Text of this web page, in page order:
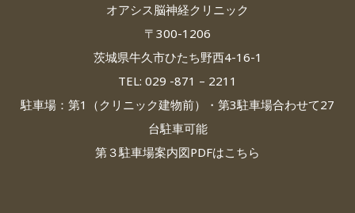
オアシス脳神経クリニック
〒300-1206
茨城県牛久市ひたち野西4-16-1
TEL: 029 -871 – 2211
駐車場：第1（クリニック建物前）・第3駐車場合わせて27
台駐車可能
第３駐車場案内図PDFはこちら